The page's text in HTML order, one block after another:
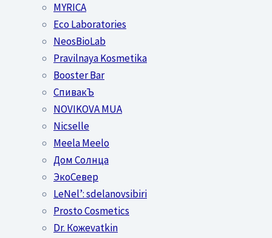
MYRICA
Eco Laboratories
NeosBioLab
Pravilnaya Kosmetika
Booster Bar
СпивакЪ
NOVIKOVA MUA
Nicselle
Meela Meelo
Дом Солнца
ЭкоСевер
LeNel’: sdelanovsibiri
Prosto Cosmetics
Dr. Кожеvatkin